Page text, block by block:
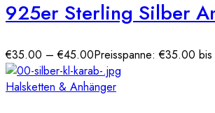
€35.00 –€45.00Preisspanne: €35.00
Halsketten & Anhänger